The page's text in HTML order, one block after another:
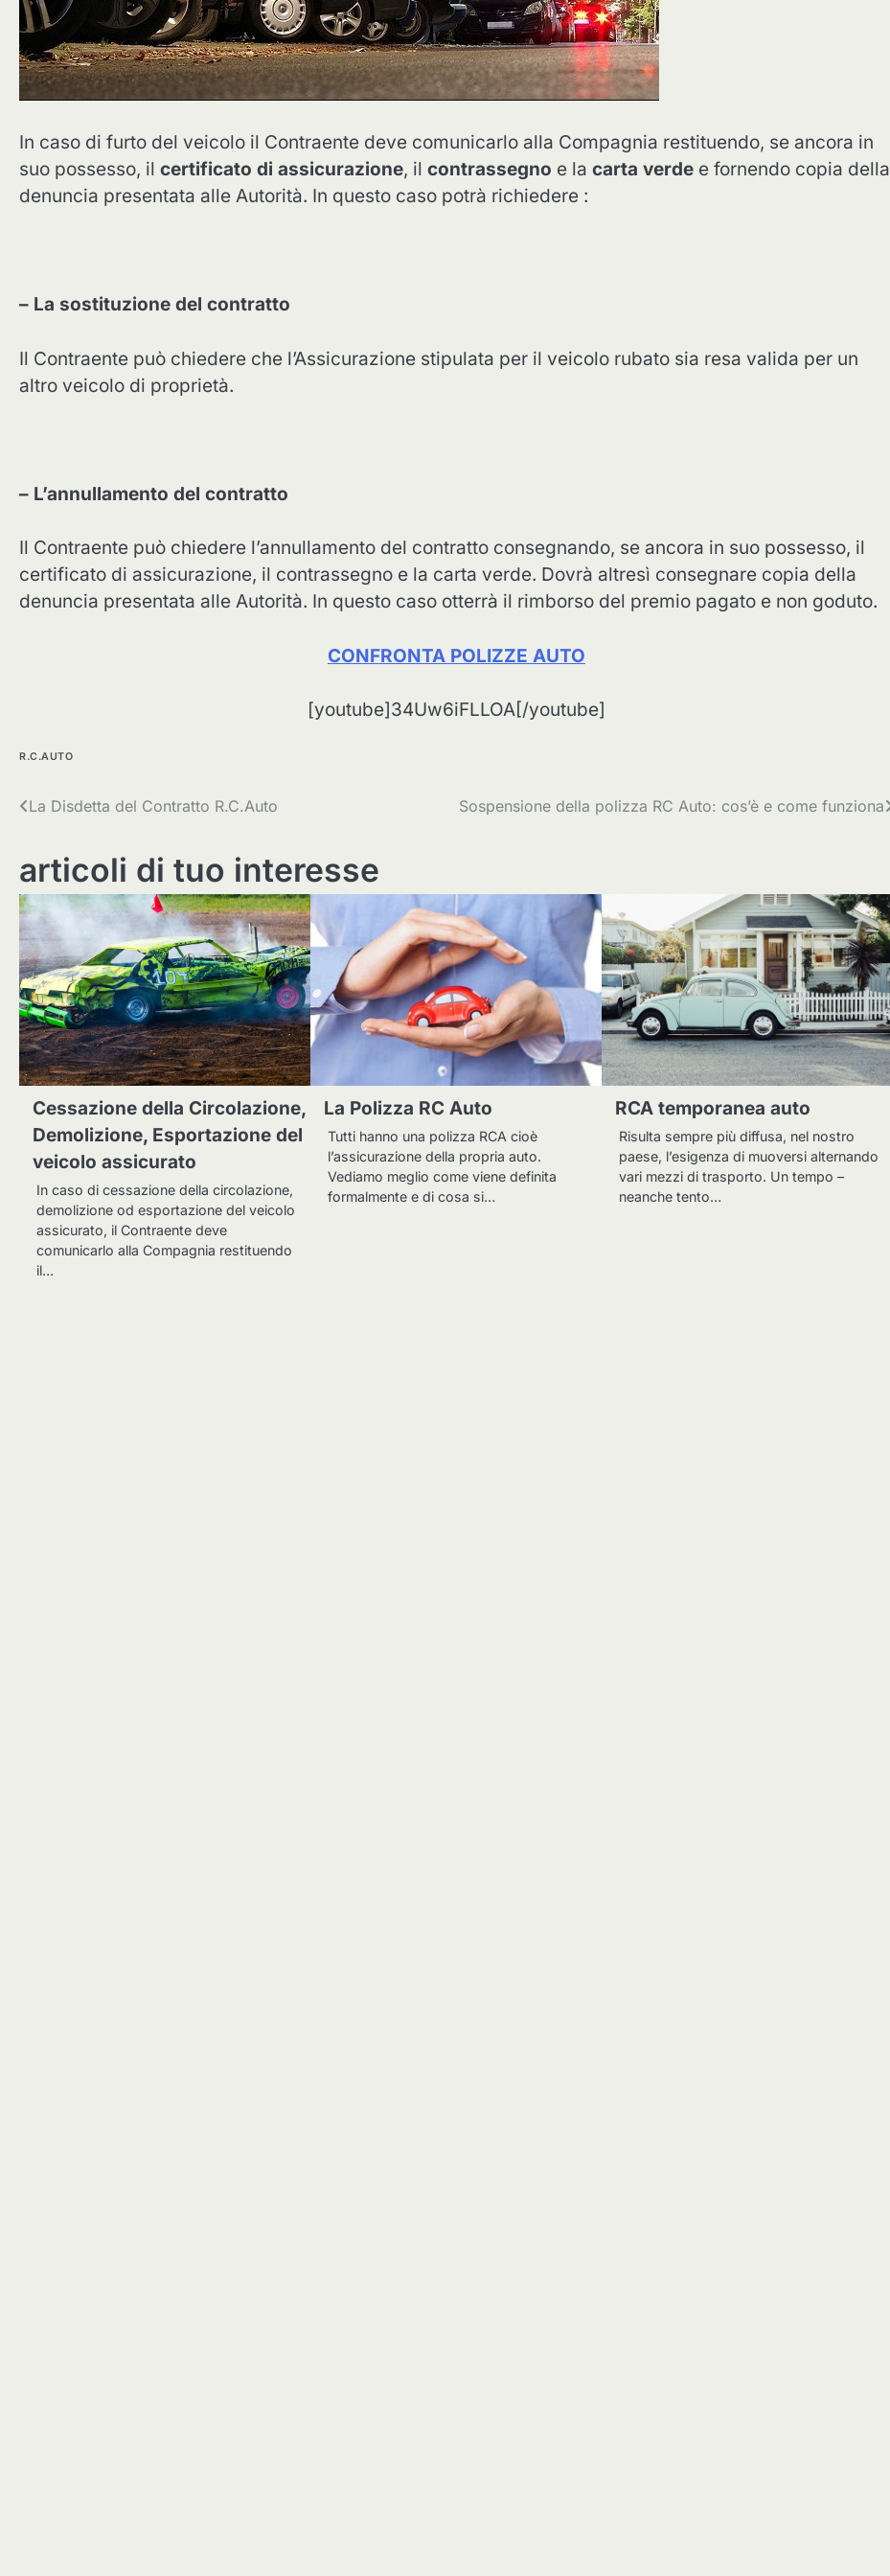
In caso di furto del veicolo il Contraente deve comunicarlo alla Compagnia restituendo, se ancora in
suo possesso, il certificato di assicurazione, il contrassegno e la carta verde e fornendo copia della
denuncia presentata alle Autorità. In questo caso potrà richiedere :
– La sostituzione del contratto
Il Contraente può chiedere che l’Assicurazione stipulata per il veicolo rubato sia resa valida per un
altro veicolo di proprietà.
– L’annullamento del contratto
Il Contraente può chiedere l’annullamento del contratto consegnando, se ancora in suo possesso, il
certificato di assicurazione, il contrassegno e la carta verde. Dovrà altresì consegnare copia della
denuncia presentata alle Autorità. In questo caso otterrà il rimborso del premio pagato e non goduto.
CONFRONTA POLIZZE AUTO
[youtube]34Uw6iFLLOA[/youtube]
R.C.AUTO
Navigazione
La Disdetta del Contratto R.C.Auto Sospensione della polizza RC Auto: cos’è e come funziona
articoli di tuo interesse
Cessazione della Circolazione,
Demolizione, Esportazione del
veicolo assicurato
In caso di cessazione della circolazione,
demolizione od esportazione del veicolo
assicurato, il Contraente deve
comunicarlo alla Compagnia restituendo
il…
La Polizza RC Auto
Tutti hanno una polizza RCA cioè
l’assicurazione della propria auto.
Vediamo meglio come viene definita
formalmente e di cosa si…
RCA temporanea auto
Risulta sempre più diffusa, nel nostro
paese, l’esigenza di muoversi alternando
vari mezzi di trasporto. Un tempo –
neanche tento…